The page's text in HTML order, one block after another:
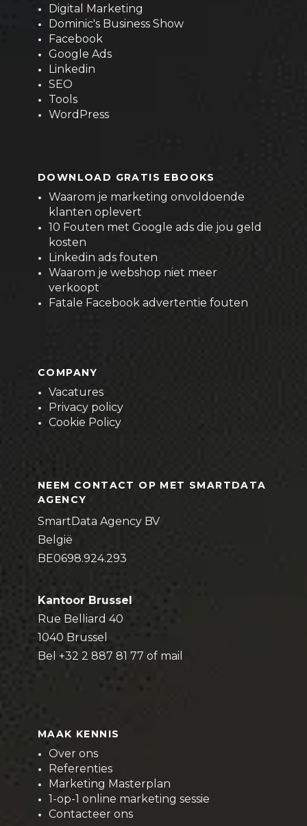
Digital Marketing
Dominic's Business Show
Facebook
Google Ads
Linkedin
SEO
Tools
WordPress
DOWNLOAD GRATIS EBOOKS
Waarom je marketing onvoldoende
klanten oplevert
10 Fouten met Google ads die jou geld
kosten
Linkedin ads fouten
Waarom je webshop niet meer
verkoopt
Fatale Facebook advertentie fouten
COMPANY
Vacatures
Privacy policy
Cookie Policy
NEEM CONTACT OP MET SMARTDATA
AGENCY
SmartData Agency BV
België
BE0698.924.293
Kantoor Brussel
Rue Belliard 40
1040 Brussel
Bel +32 2 887 81 77 of mail
MAAK KENNIS
Over ons
Referenties
Marketing Masterplan
1-op-1 online marketing sessie
Contacteer ons